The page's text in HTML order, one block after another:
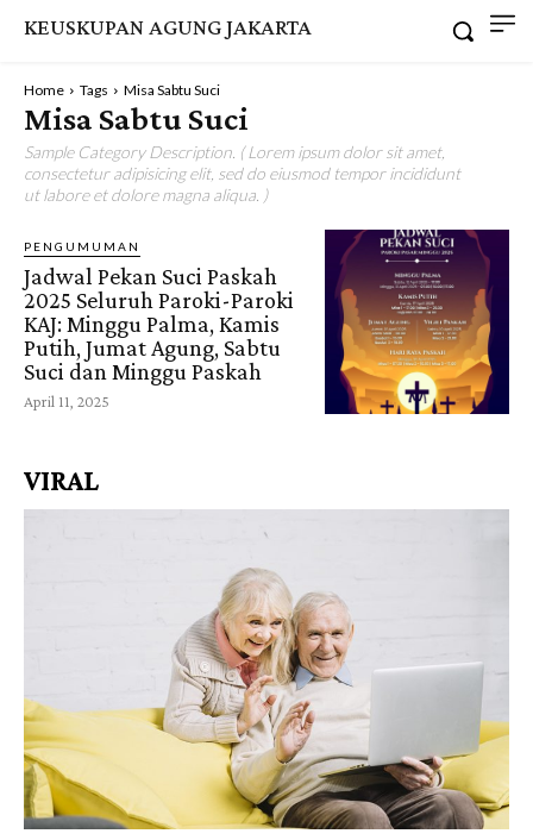
KEUSKUPAN AGUNG JAKARTA
Home Tags Misa Sabtu Suci
Misa Sabtu Suci
Sample Category Description. ( Lorem ipsum dolor sit amet,
consectetur adipisicing elit, sed do eiusmod tempor incididunt
ut labore et dolore magna aliqua. )
PENGUMUMAN
Jadwal Pekan Suci Paskah
2025 Seluruh Paroki-Paroki
KAJ: Minggu Palma, Kamis
Putih, Jumat Agung, Sabtu
Suci dan Minggu Paskah
April 11, 2025
VIRAL